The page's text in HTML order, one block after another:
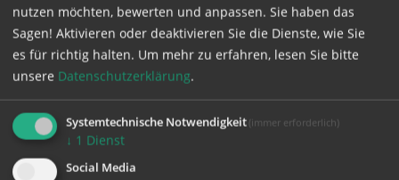
GESCHÜTZTER BEREICH
Bitte melden Sie sich mit Ihrem Benutzernamen
und Passwort an.
nutzen möchten, bewerten und anpassen. Sie haben das
Sagen! Aktivieren oder deaktivieren Sie die Dienste, wie Sie
es für richtig halten. Um mehr zu erfahren, lesen Sie bitte
unsere Datenschutzerklärung.
Systemtechnische Notwendigkeit (immer erforderlich)
↓ 1 Dienst
Social Media